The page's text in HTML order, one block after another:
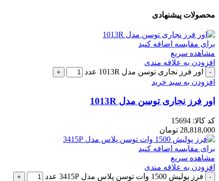
محصولات پیشنهادی
برای مقایسه اضافه کنید
مشاهده سریع
افزودن به علاقه مندی
اور فرز نجاری توسن مدل 1013R عدد
افزودن به سبد خرید
اور فرز نجاری توسن مدل 1013R
کد کالا: 15694
28,818,000 تومان
برای مقایسه اضافه کنید
مشاهده سریع
افزودن به علاقه مندی
فرز پولیش 1500 وات توسن پلاس مدل 3415P عدد